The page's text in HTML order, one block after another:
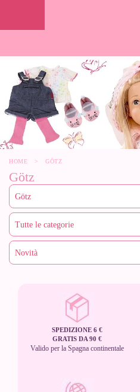
HOME > GÖTZ
Götz
SPEDIZIONE 6 €
GRATIS DA 90 €
Valido per la Spagna continentale